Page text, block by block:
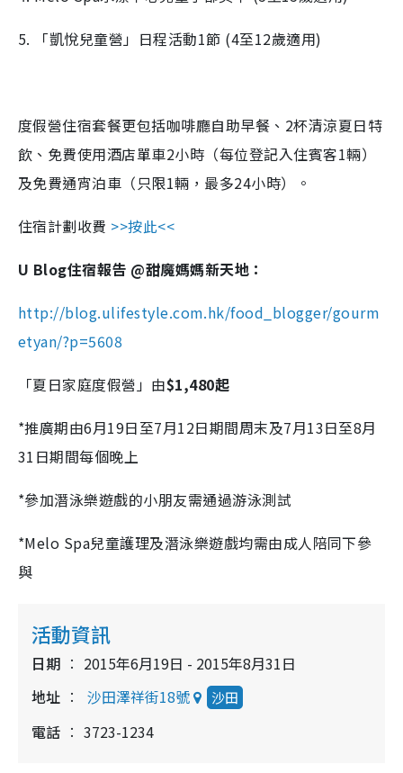
5. 「凱悅兒童營」日程活動1節 (4至12歲適用)
度假營住宿套餐更包括咖啡廳自助早餐、2杯清涼夏日特
飲、免費使用酒店單車2小時（每位登記入住賓客1輛）
及免費通宵泊車（只限1輛，最多24小時）。
住宿計劃收費 >>按此<<
U Blog住宿報告 @甜魔媽媽新天地：
http://blog.ulifestyle.com.hk/food_blogger/gourm
etyan/?p=5608
「夏日家庭度假營」由$1,480起
*推廣期由6月19日至7月12日期間周末及7月13日至8月
31日期間每個晚上
*參加潛泳樂遊戲的小朋友需通過游泳測試
*Melo Spa兒童護理及潛泳樂遊戲均需由成人陪同下參
與
活動資訊
日期
2015年6月19日 - 2015年8月31日
地址
沙田澤祥街18號 沙田
電話 3723-1234